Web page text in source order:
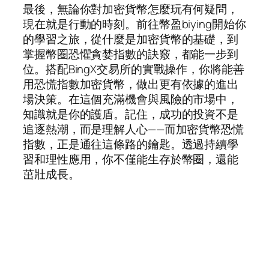
最後，無論你對加密貨幣怎麼玩有何疑問，
現在就是行動的時刻。前往幣盈biying開始你
的學習之旅，從什麼是加密貨幣的基礎，到
掌握幣圈恐懼貪婪指數的訣竅，都能一步到
位。搭配BingX交易所的實戰操作，你將能善
用恐慌指數加密貨幣，做出更有依據的進出
場決策。在這個充滿機會與風險的市場中，
知識就是你的護盾。記住，成功的投資不是
追逐熱潮，而是理解人心——而加密貨幣恐慌
指數，正是通往這條路的鑰匙。透過持續學
習和理性應用，你不僅能生存於幣圈，還能
茁壯成長。